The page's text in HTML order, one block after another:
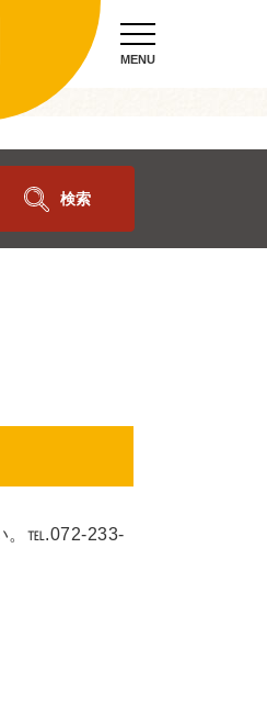
MENU
検索
。℡.072-233-